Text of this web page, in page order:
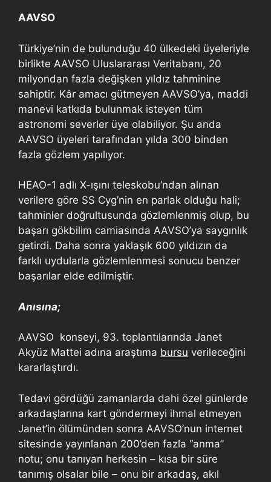
AAVSO
Türkiye’nin de bulunduğu 40 ülkedeki üyeleriyle
birlikte AAVSO Uluslararası Veritabanı, 20
milyondan fazla değişken yıldız tahminine
sahiptir. Kâr amacı gütmeyen AAVSO’ya, maddi
manevi katkıda bulunmak isteyen tüm
astronomi severler üye olabiliyor. Şu anda
AAVSO üyeleri tarafından yılda 300 binden
fazla gözlem yapılıyor.
HEAO-1 adlı X-ışını teleskobu’ndan alınan
verilere göre SS Cyg’nin en parlak olduğu hali;
tahminler doğrultusunda gözlemlenmiş olup, bu
başarı gökbilim camiasında AAVSO’ya saygınlık
getirdi. Daha sonra yaklaşık 600 yıldızın da
farklı uydularla gözlemlenmesi sonucu benzer
başarılar elde edilmiştir.
Anısına;
AAVSO konseyi, 93. toplantılarında Janet
Akyüz Mattei adına araştıma bursu verileceğini
kararlaştırdı.
Tedavi gördüğü zamanlarda dahi özel günlerde
arkadaşlarına kart göndermeyi ihmal etmeyen
Janet’in ölümünden sonra AAVSO’nun internet
sitesinde yayınlanan 200’den fazla “anma”
notu; onu tanıyan herkesin – kısa bir süre
tanımış olsalar bile – onu bir arkadaş, akıl